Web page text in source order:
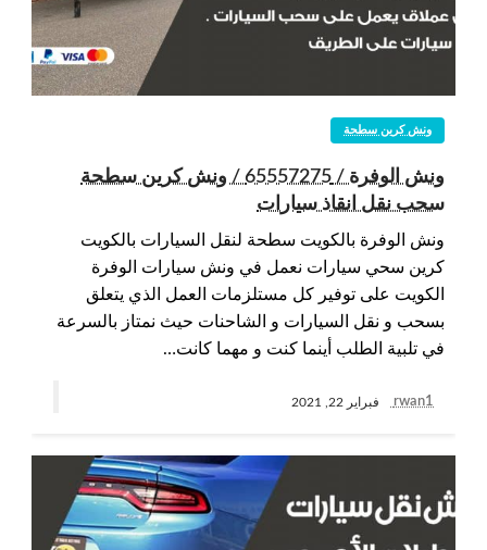
ونش كرين سطحة
ونش الوفرة / 65557275 / ونش كرين سطحة
سحب نقل انقاذ سيارات
ونش الوفرة بالكويت سطحة لنقل السيارات بالكويت
كرين سحي سيارات نعمل في ونش سيارات الوفرة
الكويت على توفير كل مستلزمات العمل الذي يتعلق
بسحب و نقل السيارات و الشاحنات حيث نمتاز بالسرعة
في تلبية الطلب أينما كنت و مهما كانت…
rwan1 فبراير 22, 2021